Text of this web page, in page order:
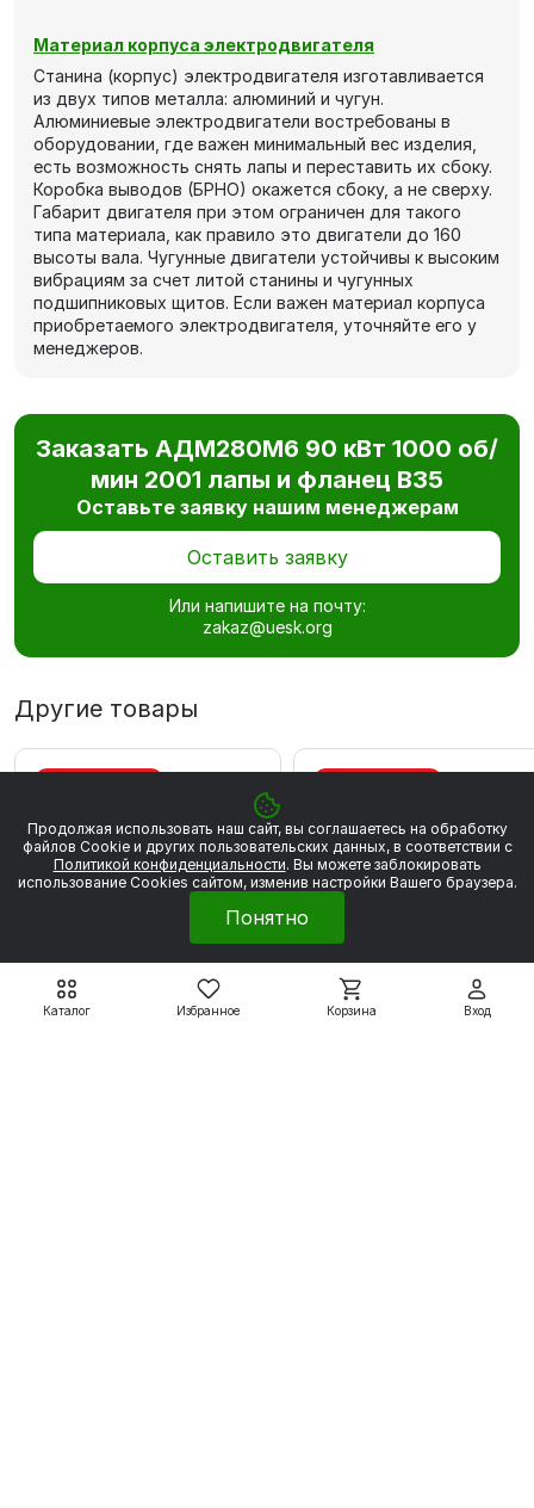
Каталог Избранное Корзина Вход
Материал корпуса электродвигателя
Станина (корпус) электродвигателя изготавливается
из двух типов металла: алюминий и чугун.
Алюминиевые электродвигатели востребованы в
оборудовании, где важен минимальный вес изделия,
есть возможность снять лапы и переставить их сбоку.
Коробка выводов (БРНО) окажется сбоку, а не сверху.
Габарит двигателя при этом ограничен для такого
типа материала, как правило это двигатели до 160
высоты вала. Чугунные двигатели устойчивы к высоким
вибрациям за счет литой станины и чугунных
подшипниковых щитов. Если важен материал корпуса
приобретаемого электродвигателя, уточняйте его у
менеджеров.
Заказать АДМ280М6 90 кВт 1000 об/
мин 2001 лапы и фланец В35
Оставьте заявку нашим менеджерам
Оставить заявку
Или напишите на почту:
zakaz@uesk.org
Другие товары
Продолжая использовать наш сайт, вы соглашаетесь на обработку
файлов Сookie и других пользовательских данных, в соответствии с
Политикой конфиденциальности. Вы можете заблокировать
использование Cookies сайтом, изменив настройки Вашего браузера.
Понятно